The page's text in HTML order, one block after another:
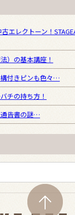
エレクトーン！
）の基本講座！
付きピンも色々…
チの持ち方！
告書の謎…